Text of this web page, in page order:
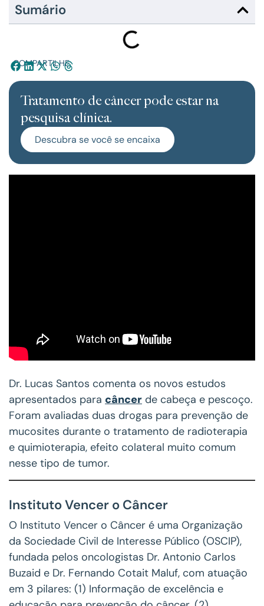
Sumário
COMPARTILHE:
Tratamento de câncer pode estar na
pesquisa clínica.
Descubra se você se encaixa
Dr. Lucas Santos comenta os novos estudos
apresentados para câncer de cabeça e pescoço.
Foram avaliadas duas drogas para prevenção de
mucosites durante o tratamento de radioterapia
e quimioterapia, efeito colateral muito comum
nesse tipo de tumor.
Instituto Vencer o Câncer
O Instituto Vencer o Câncer é uma Organização
da Sociedade Civil de Interesse Público (OSCIP),
fundada pelos oncologistas Dr. Antonio Carlos
Buzaid e Dr. Fernando Cotait Maluf, com atuação
em 3 pilares: (1) Informação de excelência e